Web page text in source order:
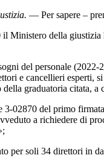
. — Per sapere –
della giustizia
del personale (2022-
e cancellieri esperti,
graduatoria citata, a
del primo
a richiedere di
soli 34 direttori in